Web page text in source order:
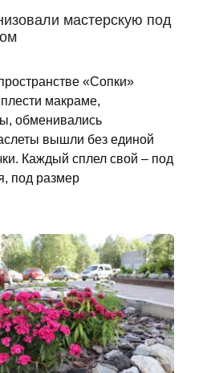
мастерскую под
«Сопки»
макраме,
обменивались
вышли без единой
Каждый сплел свой – под
под размер